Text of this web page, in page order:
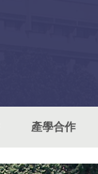
產學合作